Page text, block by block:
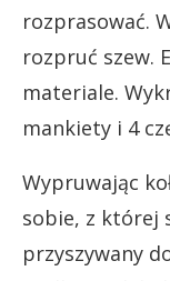
rozprasować.
rozpruć szew.
materiale.
mankiety i 4
Wypruwając
sobie, z której
przyszywany